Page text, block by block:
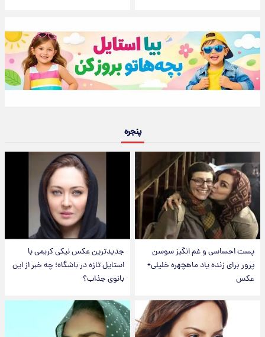
پنجره
پست احساسی و غم انگیز سوسن
پرور برای زنده یاد ماهچهره خلیلی+
عکس
جدیدترین عکس نیکی کریمی با
استایل تازه در باشگاه؛ چه خبر از این
بانوی جذاب؟